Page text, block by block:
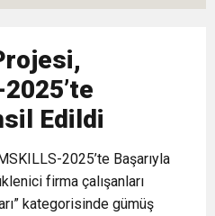
Siyasi Saldırının
mi Var?
ile İyilik ve Dayanışma
İnşaat Meclis
Edildi
2025’te Başarıyla
firma çalışanları
kategorisinde gümüş